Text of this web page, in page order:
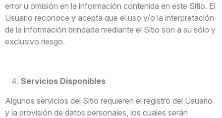
error u omisión en la información contenida en este Sitio. El
Usuario reconoce y acepta que el uso y/o la interpretación
de la información brindada mediante el Sitio son a su sólo y
exclusivo riesgo.
Servicios Disponibles
Algunos servicios del Sitio requieren el registro del Usuario
y la provisión de datos personales, los cuales serán